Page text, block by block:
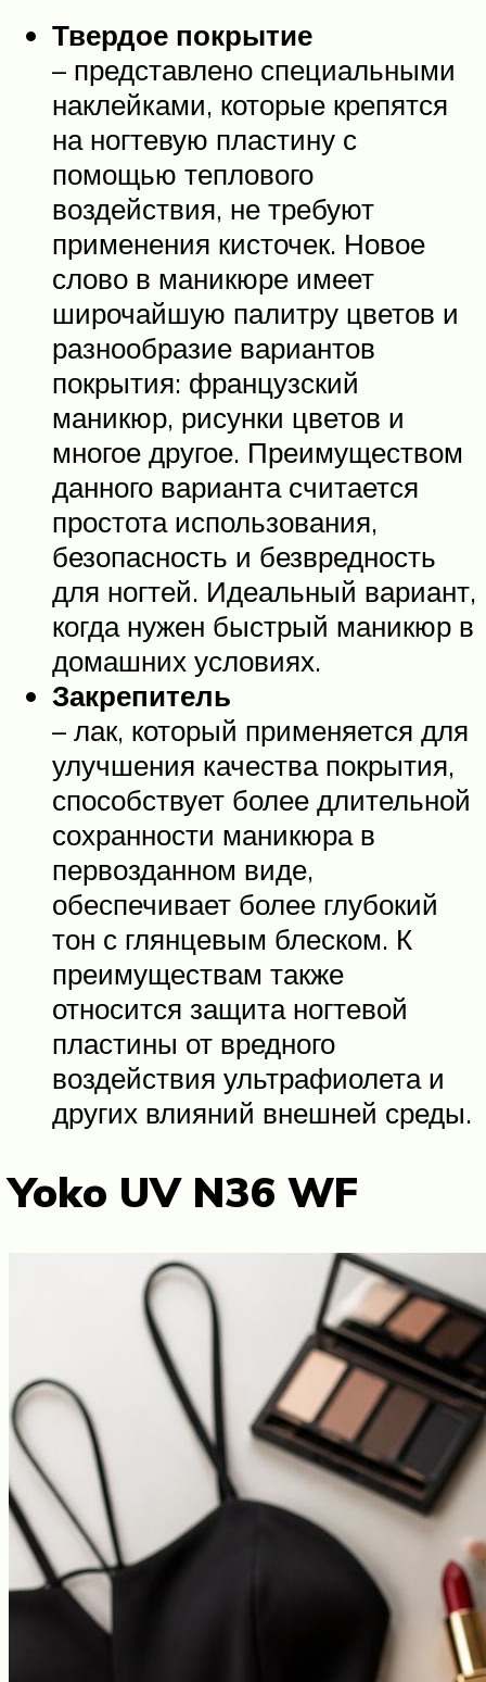
Твердое покрытие
– представлено специальными
наклейками, которые крепятся
на ногтевую пластину с
помощью теплового
воздействия, не требуют
применения кисточек. Новое
слово в маникюре имеет
широчайшую палитру цветов и
разнообразие вариантов
покрытия: французский
маникюр, рисунки цветов и
многое другое. Преимуществом
данного варианта считается
простота использования,
безопасность и безвредность
для ногтей. Идеальный вариант,
когда нужен быстрый маникюр в
домашних условиях.
Закрепитель
– лак, который применяется для
улучшения качества покрытия,
способствует более длительной
сохранности маникюра в
первозданном виде,
обеспечивает более глубокий
тон с глянцевым блеском. К
преимуществам также
относится защита ногтевой
пластины от вредного
воздействия ультрафиолета и
других влияний внешней среды.
Yoko UV N36 WF